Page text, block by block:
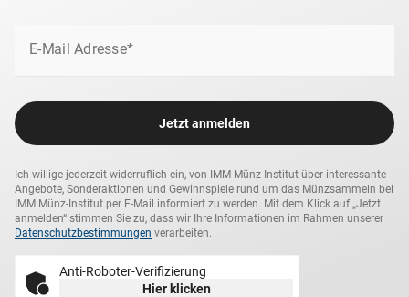
E-Mail Adresse*
Jetzt anmelden
Ich willige jederzeit widerruflich ein, von IMM Münz-Institut über interessante
Angebote, Sonderaktionen und Gewinnspiele rund um das Münzsammeln bei
IMM Münz-Institut per E-Mail informiert zu werden. Mit dem Klick auf „Jetzt
anmelden“ stimmen Sie zu, dass wir Ihre Informationen im Rahmen unserer
Datenschutzbestimmungen verarbeiten.
Anti-Roboter-Verifizierung
Hier klicken